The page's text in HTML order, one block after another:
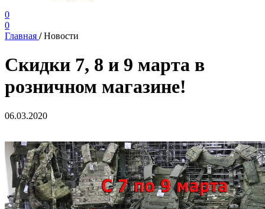
0
0
Главная / Новости
Скидки 7, 8 и 9 марта в
розничном магазине!
06.03.2020